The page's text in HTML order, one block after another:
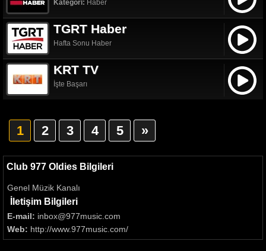
Kategori: Haber
TGRT Haber
Hafta Sonu Haber
KRT TV
İşte Başarı
1 2 3 4 5 »
Club 977 Oldies Bilgileri
Genel Müzik Kanalı
İletişim Bilgileri
E-mail: inbox@977music.com
Web: http://www.977music.com/